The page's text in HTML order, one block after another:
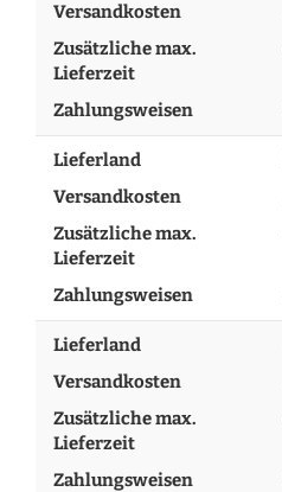
Versandkosten
Zusätzliche max.
Lieferzeit
Zahlungsweisen
Lieferland
Versandkosten
Zusätzliche max.
Lieferzeit
Zahlungsweisen
Lieferland
Versandkosten
Zusätzliche max.
Lieferzeit
Zahlungsweisen